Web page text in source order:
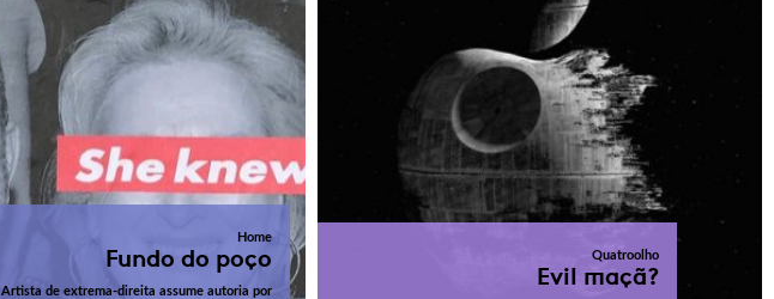
Home
Fundo do poço
Artista de extrema-direita assume autoria por
Quatroolho
Evil maçã?